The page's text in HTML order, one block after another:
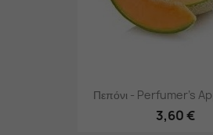
Πεπόνι - Perfumer's
3,60 €